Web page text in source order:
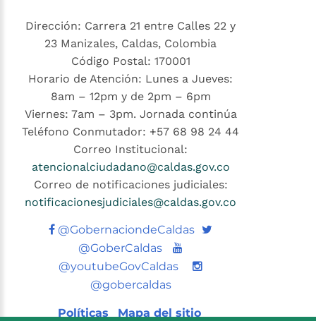
Dirección: Carrera 21 entre Calles 22 y
23 Manizales, Caldas, Colombia
Código Postal: 170001
Horario de Atención: Lunes a Jueves:
8am – 12pm y de 2pm – 6pm
Viernes: 7am – 3pm. Jornada continúa
Teléfono Conmutador: +57 68 98 24 44
Correo Institucional:
atencionalciudadano@caldas.gov.co
Correo de notificaciones judiciales:
notificacionesjudiciales@caldas.gov.co
@GobernaciondeCaldas Twitter
@GoberCaldas
Youtube
@youtubeGovCaldas
@gobercaldas
Políticas Mapa del sitio